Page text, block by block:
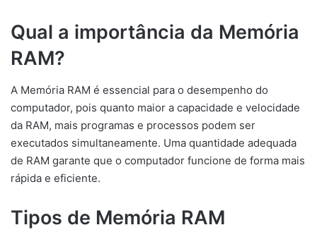
Qual a importância da Memória
RAM?
A Memória RAM é essencial para o desempenho do
computador, pois quanto maior a capacidade e velocidade
da RAM, mais programas e processos podem ser
executados simultaneamente. Uma quantidade adequada
de RAM garante que o computador funcione de forma mais
rápida e eficiente.
Tipos de Memória RAM